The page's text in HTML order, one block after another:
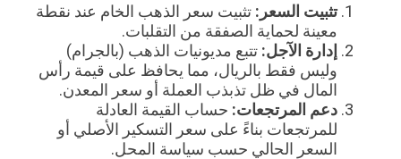
تثبيت السعر:تثبيت سعر الذهب الخام عند نقطة
معينة لحماية الصفقة من التقلبات.
إدارة الآجل:تتبع مديونيات الذهب (بالجرام)
وليس فقط بالريال، مما يحافظ على قيمة رأس
المال في ظل تذبذب العملة أو سعر المعدن.
دعم المرتجعات:حساب القيمة العادلة
للمرتجعات بناءً على سعر التسكير الأصلي أو
السعر الحالي حسب سياسة المحل.